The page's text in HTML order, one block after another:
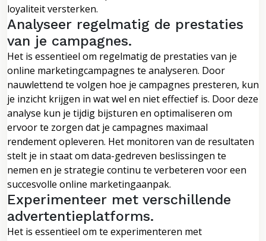
loyaliteit versterken.
Analyseer regelmatig de prestaties
van je campagnes.
Het is essentieel om regelmatig de prestaties van je
online marketingcampagnes te analyseren. Door
nauwlettend te volgen hoe je campagnes presteren, kun
je inzicht krijgen in wat wel en niet effectief is. Door deze
analyse kun je tijdig bijsturen en optimaliseren om
ervoor te zorgen dat je campagnes maximaal
rendement opleveren. Het monitoren van de resultaten
stelt je in staat om data-gedreven beslissingen te
nemen en je strategie continu te verbeteren voor een
succesvolle online marketingaanpak.
Experimenteer met verschillende
advertentieplatforms.
Het is essentieel om te experimenteren met